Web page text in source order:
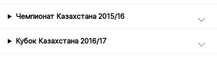
Чемпионат Казахстана 2015/16
Кубок Казахстана 2016/17